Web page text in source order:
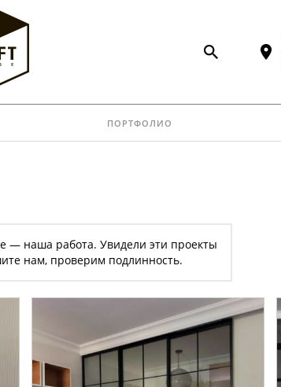
портфолио
— наша работа. Увидели эти проекты
нам, проверим подлинность.